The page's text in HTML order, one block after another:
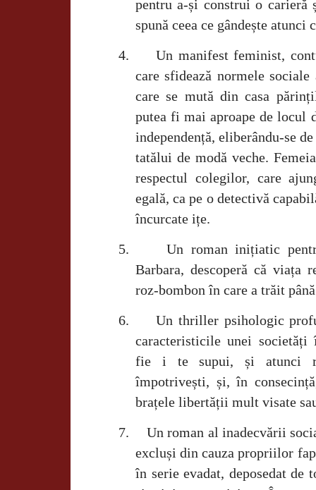
pentru a-și construi o
spună ceea ce gândește atunci
4.
Un manifest feminist,
care sfidează normele
care se mută din casa
putea fi mai aproape de locul
independență, eliberându-se
tatălui de modă veche.
respectul colegilor, care
egală, ca pe o detectivă
încurcate ițe.
5.
Un roman inițiatic
Barbara, descoperă că viața
roz-bombon în care a trăit
6.
Un thriller psihologic
caracteristicile unei
fie i te supui, și atunci
împotrivești, și, în
brațele libertății mult visate
7.
Un roman al inadecvării
excluși din cauza propriilor
în serie evadat, deposedat de